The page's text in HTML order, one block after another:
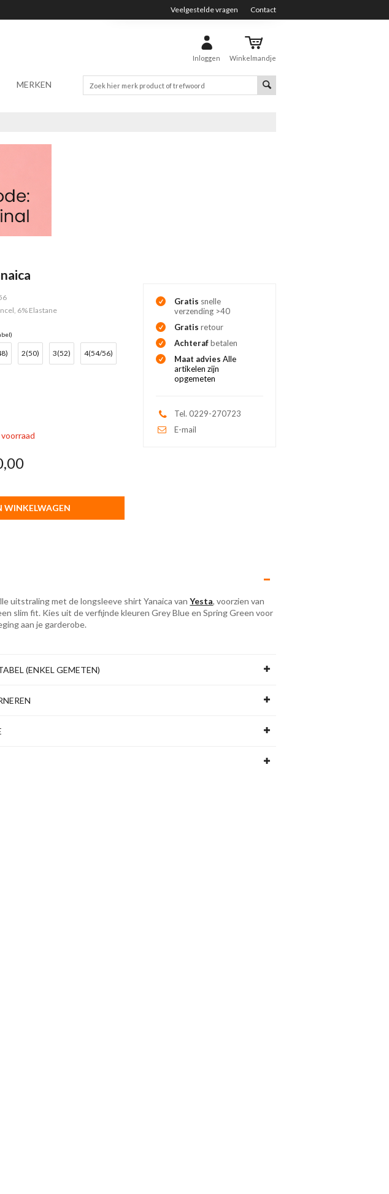
Veelgestelde vragen Contact
Inloggen Winkelmandje
MERKEN
6% Elastane
2(50) 3(52) 4(54/56)
WINKELWAGEN
Gratis snelle
verzending >40
Gratis retour
Achterafbetalen
Maat adviesAlle
artikelen zijn
opgemeten
Tel. 0229-270723
E-mail
uitstraling met de longsleeve shirt Yanaica vanYesta, voorzien van
slim fit. Kies uit de verfijnde kleuren Grey Blue en Spring Green voor
aan je garderobe.
(ENKEL GEMETEN)